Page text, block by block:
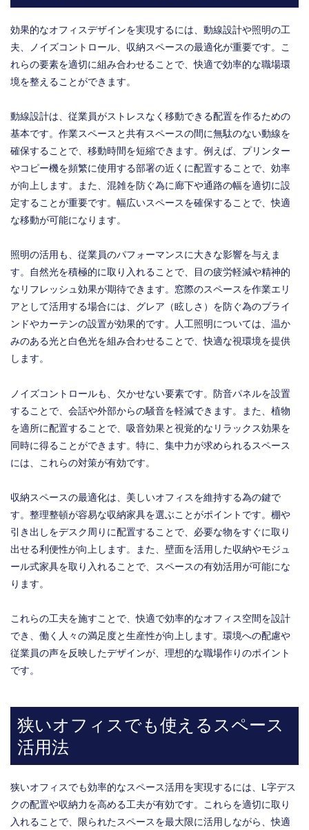
効果的なオフィスデザインを実現するには、動線設計や照明の工
夫、ノイズコントロール、収納スペースの最適化が重要です。こ
れらの要素を適切に組み合わせることで、快適で効率的な職場環
境を整えることができます。
動線設計は、従業員がストレスなく移動できる配置を作るための
基本です。作業スペースと共有スペースの間に無駄のない動線を
確保することで、移動時間を短縮できます。例えば、プリンター
やコピー機を頻繁に使用する部署の近くに配置することで、効率
が向上します。また、混雑を防ぐ為に廊下や通路の幅を適切に設
定することが重要です。幅広いスペースを確保することで、快適
な移動が可能になります。
照明の活用も、従業員のパフォーマンスに大きな影響を与えま
す。自然光を積極的に取り入れることで、目の疲労軽減や精神的
なリフレッシュ効果が期待できます。窓際のスペースを作業エリ
アとして活用する場合には、グレア（眩しさ）を防ぐ為のブライ
ンドやカーテンの設置が効果的です。人工照明については、温か
みのある光と白色光を組み合わせることで、快適な視環境を提供
します。
ノイズコントロールも、欠かせない要素です。防音パネルを設置
することで、会話や外部からの騒音を軽減できます。また、植物
を適所に配置することで、吸音効果と視覚的なリラックス効果を
同時に得ることができます。特に、集中力が求められるスペース
には、これらの対策が有効です。
収納スペースの最適化は、美しいオフィスを維持する為の鍵で
す。整理整頓が容易な収納家具を選ぶことがポイントです。棚や
引き出しをデスク周りに配置することで、必要な物をすぐに取り
出せる利便性が向上します。また、壁面を活用した収納やモジュ
ール式家具を取り入れることで、スペースの有効活用が可能にな
ります。
これらの工夫を施すことで、快適で効率的なオフィス空間を設計
でき、働く人々の満足度と生産性が向上します。環境への配慮や
従業員の声を反映したデザインが、理想的な職場作りのポイント
です。
狭いオフィスでも使えるスペース
活用法
狭いオフィスでも効率的なスペース活用を実現するには、L字デス
クの配置や収納力を高める工夫が有効です。これらを適切に取り
入れることで、限られたスペースを最大限に活用しながら、快適